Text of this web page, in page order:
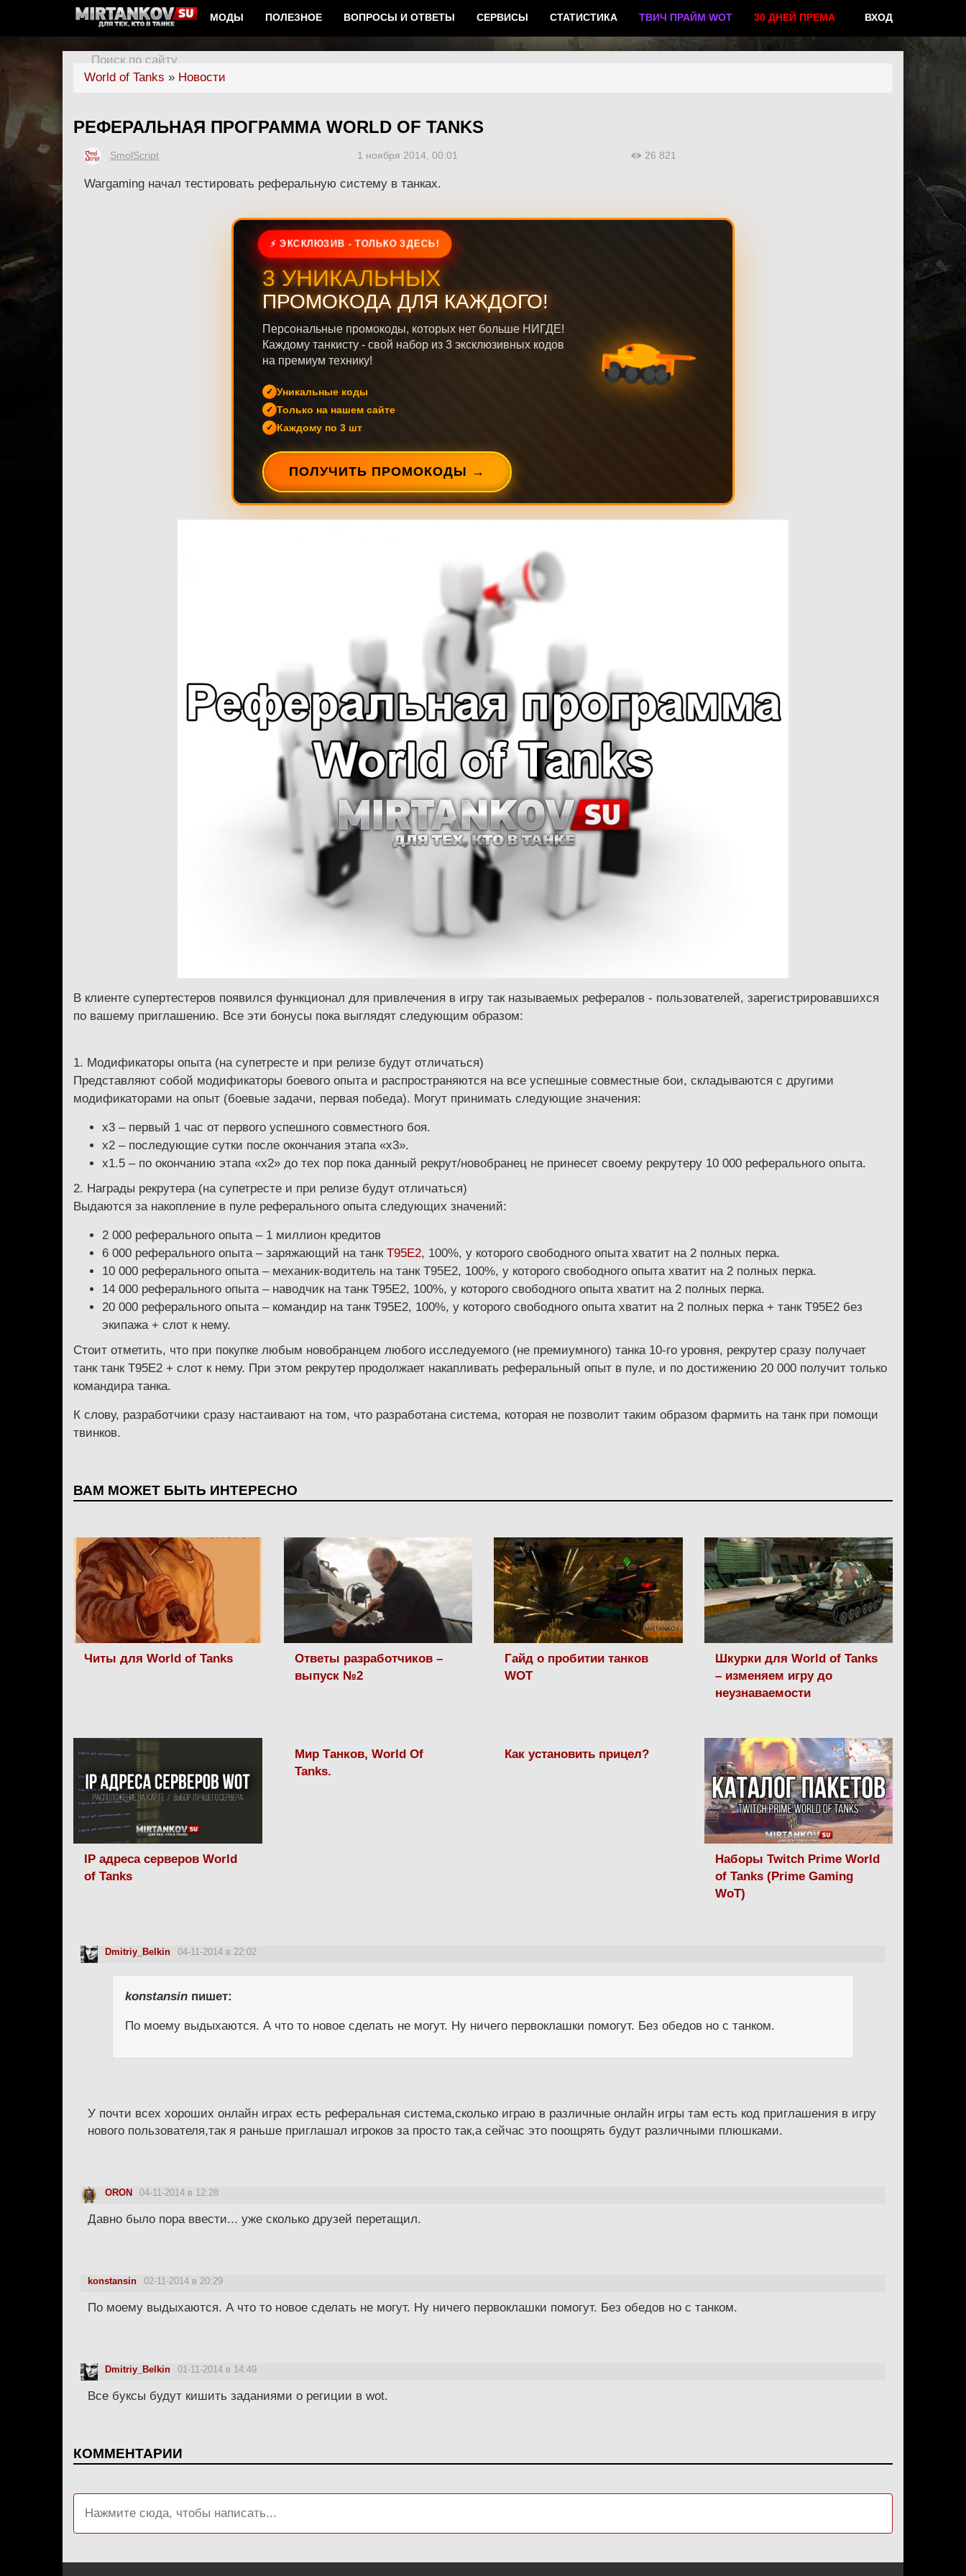
МОДЫ ПОЛЕЗНОЕ ВОПРОСЫ И ОТВЕТЫ СЕРВИСЫ СТАТИСТИКА ТВИЧ ПРАЙМ WOT 30 ДНЕЙ ПРЕМА ВХОД
Поиск по сайту
World of Tanks » Новости
РЕФЕРАЛЬНАЯ ПРОГРАММА WORLD OF TANKS
SmolScript 1 ноября 2014, 00:01 26 821
Wargaming начал тестировать реферальную систему в танках.
⚡ ЭКСКЛЮЗИВ - ТОЛЬКО ЗДЕСЬ!
3 УНИКАЛЬНЫХ
ПРОМОКОДА ДЛЯ КАЖДОГО!
Персональные промокоды, которых нет больше НИГДЕ!
Каждому танкисту - свой набор из 3 эксклюзивных кодов
на премиум технику!
Уникальные коды
Только на нашем сайте
Каждому по 3 шт
ПОЛУЧИТЬ ПРОМОКОДЫ →
В клиенте супертестеров появился функционал для привлечения в игру так называемых рефералов - пользователей, зарегистрировавшихся
по вашему приглашению. Все эти бонусы пока выглядят следующим образом:
1. Модификаторы опыта (на супетресте и при релизе будут отличаться)
Представляют собой модификаторы боевого опыта и распространяются на все успешные совместные бои, складываются с другими
модификаторами на опыт (боевые задачи, первая победа). Могут принимать следующие значения:
х3 – первый 1 час от первого успешного совместного боя.
х2 – последующие сутки после окончания этапа «х3».
х1.5 – по окончанию этапа «х2» до тех пор пока данный рекрут/новобранец не принесет своему рекрутеру 10 000 реферального опыта.
2. Награды рекрутера (на супетресте и при релизе будут отличаться)
Выдаются за накопление в пуле реферального опыта следующих значений:
2 000 реферального опыта – 1 миллион кредитов
6 000 реферального опыта – заряжающий на танк Т95Е2, 100%, у которого свободного опыта хватит на 2 полных перка.
10 000 реферального опыта – механик-водитель на танк Т95Е2, 100%, у которого свободного опыта хватит на 2 полных перка.
14 000 реферального опыта – наводчик на танк Т95Е2, 100%, у которого свободного опыта хватит на 2 полных перка.
20 000 реферального опыта – командир на танк Т95Е2, 100%, у которого свободного опыта хватит на 2 полных перка + танк Т95Е2 без
экипажа + слот к нему.
Стоит отметить, что при покупке любым новобранцем любого исследуемого (не премиумного) танка 10-го уровня, рекрутер сразу получает
танк танк Т95Е2 + слот к нему. При этом рекрутер продолжает накапливать реферальный опыт в пуле, и по достижению 20 000 получит только
командира танка.
К слову, разработчики сразу настаивают на том, что разработана система, которая не позволит таким образом фармить на танк при помощи
твинков.
ВАМ МОЖЕТ БЫТЬ ИНТЕРЕСНО
Читы для World of Tanks
Ответы разработчиков –
выпуск №2
Гайд о пробитии танков
WOT
Шкурки для World of Tanks
– изменяем игру до
неузнаваемости
IP адреса серверов World
of Tanks
Мир Танков, World Of
Tanks.
Как установить прицел?
Наборы Twitch Prime World
of Tanks (Prime Gaming
WoT)
Dmitriy_Belkin 04-11-2014 в 22:02
konstansin пишет:
По моему выдыхаются. А что то новое сделать не могут. Ну ничего первоклашки помогут. Без обедов но с танком.
У почти всех хороших онлайн играх есть реферальная система,сколько играю в различные онлайн игры там есть код приглашения в игру
нового пользователя,так я раньше приглашал игроков за просто так,а сейчас это поощрять будут различными плюшками.
ORON 04-11-2014 в 12:28
Давно было пора ввести... уже сколько друзей перетащил.
konstansin 02-11-2014 в 20:29
По моему выдыхаются. А что то новое сделать не могут. Ну ничего первоклашки помогут. Без обедов но с танком.
Dmitriy_Belkin 01-11-2014 в 14:49
Все буксы будут кишить заданиями о региции в wоt.
КОММЕНТАРИИ